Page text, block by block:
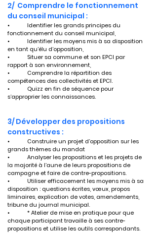
2/  Comprendre le fonctionnement
du conseil municipal :
•	Identifier les grands principes du
fonctionnement du conseil municipal,
•	Identifier les moyens mis à sa disposition
en tant qu’élu d’opposition,
•	Situer sa commune et son EPCI par
rapport à son environnement,
•	Comprendre la répartition des
compétences des collectivités et EPCI.
•	Quizz en fin de séquence pour
s’approprier les connaissances.
3/ Développer des propositions
constructives :
•	Construire un projet d’opposition sur les
grands thèmes du mandat
•	Analyser les propositions et les projets de
la majorité à l’aune de leurs propositions de
campagne et faire de contre-propositions.
•	Utiliser efficacement les moyens mis à sa
disposition : questions écrites, vœux, propos
liminaires, explication de votes, amendements,
tribune du journal municipal.
•	* Atelier de mise en pratique pour que
chaque participant travaille à ses contre-
propositions et utilise les outils correspondants.